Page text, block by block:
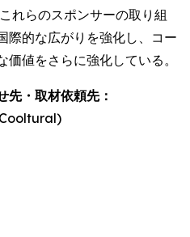
れらのスポンサーの取り組
際的な広がりを強化し、コー
値をさらに強化している。
先・取材依頼先：
Cooltural)